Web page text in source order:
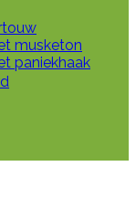
musketon
paniekhaak